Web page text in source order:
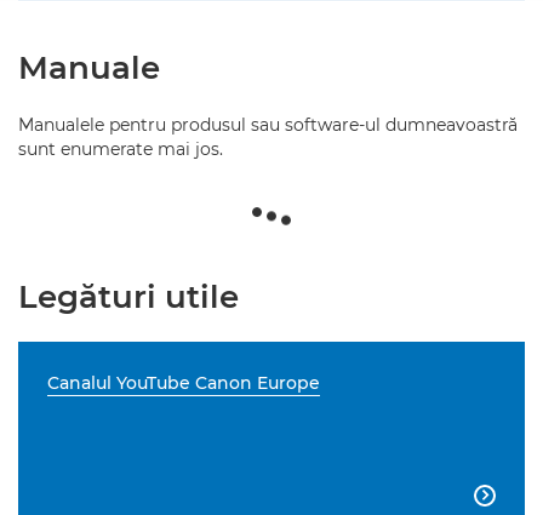
Manuale
Manualele pentru produsul sau software-ul dumneavoastră
sunt enumerate mai jos.
Legături utile
Canalul YouTube Canon Europe
